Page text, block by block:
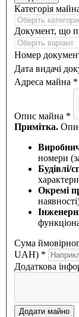
Категорія
Документ, що
Номер
Дата видачі
Адреса майна *
Опис майна *
Примітка.
номери
Будівлі/
Окремі
Сума
UAH) *
Додаткова
Додати майно